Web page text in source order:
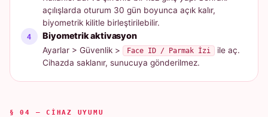
açılışlarda oturum 30 gün boyunca açık kalır,
biyometrik kilitle birleştirilebilir.
Biyometrik aktivasyon
Ayarlar > Güvenlik > Face ID / Parmak İzi
ile aç.
Cihazda saklanır, sunucuya gönderilmez.
§ 04 — CIHAZ UYUMU